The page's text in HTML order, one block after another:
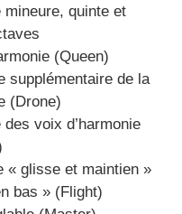
quinte et
(Queen)
supplémentaire de la
(Drone)
voix d’harmonie
« glisse et maintien »
bas » (Flight)